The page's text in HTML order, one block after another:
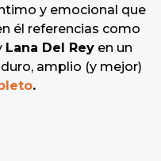
y emocional que
él referencias como
Lana Del Rey en un
amplio (y mejor)
.